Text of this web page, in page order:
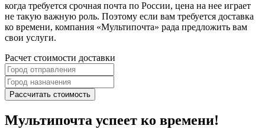
когда требуется срочная почта по России, цена на нее играет
не такую важную роль. Поэтому если вам требуется доставка
ко времени, компания «Мультипочта» рада предложить вам
свои услуги.
Расчет стоимости доставки
Рассчитать стоимость
Мультипочта успеет ко времени!